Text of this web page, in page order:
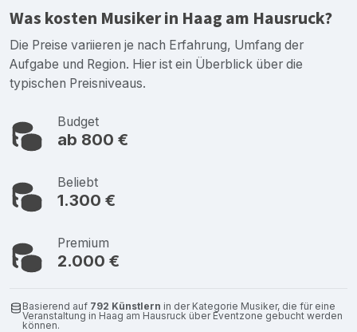
Was kosten Musiker in Haag am Hausruck?
Die Preise variieren je nach Erfahrung, Umfang der
Aufgabe und Region. Hier ist ein Überblick über die
typischen Preisniveaus.
Budget
ab 800 €
Beliebt
1.300 €
Premium
2.000 €
Basierend auf 792 Künstlern in der Kategorie Musiker, die für eine
Veranstaltung in Haag am Hausruck über Eventzone gebucht werden
können.